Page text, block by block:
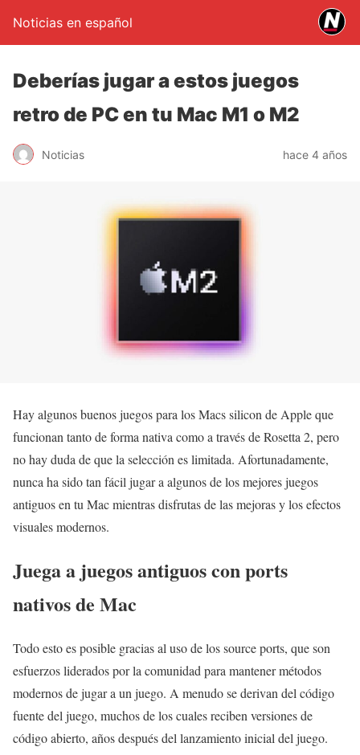
Noticias en español
Deberías jugar a estos juegos
retro de PC en tu Mac M1 o M2
Noticias hace 4 años
Hay algunos buenos juegos para los Macs silicon de Apple que
funcionan tanto de forma nativa como a través de Rosetta 2, pero
no hay duda de que la selección es limitada. Afortunadamente,
nunca ha sido tan fácil jugar a algunos de los mejores juegos
antiguos en tu Mac mientras disfrutas de las mejoras y los efectos
visuales modernos.
Juega a juegos antiguos con ports
nativos de Mac
Todo esto es posible gracias al uso de los source ports, que son
esfuerzos liderados por la comunidad para mantener métodos
modernos de jugar a un juego. A menudo se derivan del código
fuente del juego, muchos de los cuales reciben versiones de
código abierto, años después del lanzamiento inicial del juego.